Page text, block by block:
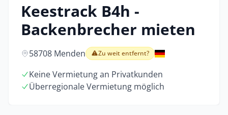
Keestrack B4h -
Backenbrecher mieten
58708 Menden Zu weit entfernt?
Keine Vermietung an Privatkunden
Überregionale Vermietung möglich